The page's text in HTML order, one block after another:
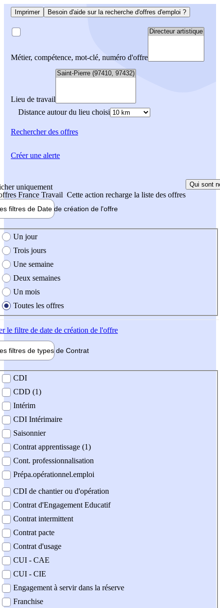
Imprimer Besoin d'aide sur la recherche d'offres d'emploi ?
Métier, compétence, mot-clé, numéro d'offre
Lieu de travail
Distance autour du lieu choisi
Rechercherdes offres
uniquement
France Travail Cette action recharge la liste des offres
Qui sont
filtres de Date de création de l'offre
création de l'offre
Un jour
Trois jours
Une semaine
Deux semaines
Un mois
Toutes les offres
le filtre de date de création de l'offre
filtres de types de Contrat
contrat
CDI
CDD (1)
Intérim
CDI Intérimaire
Saisonnier
Contrat apprentissage (1)
Cont. professionnalisation
Prépa.opérationnel.emploi
CDI de chantier ou d'opération
Contrat d'Engagement Educatif
Contrat intermittent
Contrat pacte
Contrat d'usage
CUI - CAE
CUI - CIE
Engagement à servir dans la réserve
Franchise
Créer une alerte